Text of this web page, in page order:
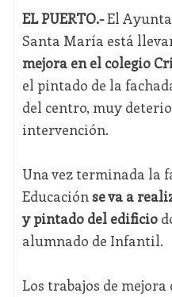
EL PUERTO.-El
Santa María está
mejora en el colegio
el pintado de la
del centro, muy
intervención.
Una vez terminada la
Educaciónse va a
y pintado del edificio
alumnado de Infantil.
Los trabajos de